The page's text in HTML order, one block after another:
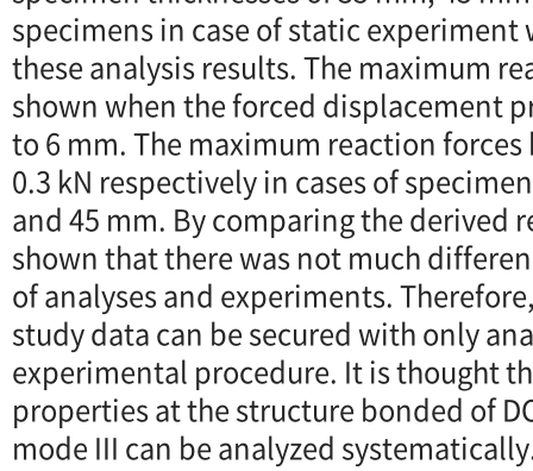
specimens in case of static experiment
these analysis results. The maximum
shown when the forced displacement
to 6 mm. The maximum reaction forces
0.3 kN respectively in cases of
and 45 mm. By comparing the derived
shown that there was not much
of analyses and experiments.
study data can be secured with only
experimental procedure. It is thought
properties at the structure bonded of
mode III can be analyzed